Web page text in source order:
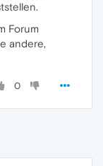
Forum
andere,
0